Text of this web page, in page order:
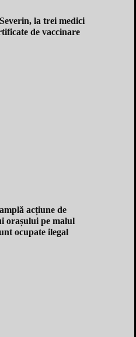
la trei medici
de vaccinare
acțiune de
orașului pe malul
ocupate ilegal